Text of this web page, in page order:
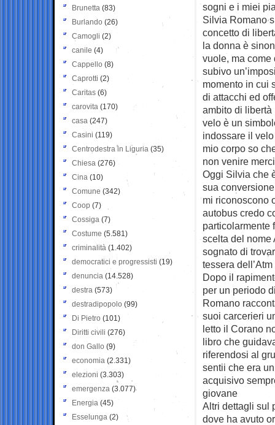
sogni e i miei
Silvia Romano
concetto di
la donna è
vuole, ma come
subivo
momento in cui
di attacchi ed
ambito di
velo è un
indossare il
mio corpo so
non venire
Oggi Silvia che
sua
mi riconoscono
autobus credo
particolarmente
scelta del nome
sognato di
tessera
Dopo il
per un periodo
Romano
suoi carcerieri
letto il Corano
libro che
riferendosi al
sentii che era
acquisivo
giovane
Altri dettagli sul
dove ha avuto
Brunetta (83)
Burlando (26)
Camogli (2)
canile (4)
Cappello (8)
Caprotti (2)
Caritas (6)
carovita (170)
casa (247)
Casini (119)
Centrodestra in Liguria (35)
Chiesa (276)
Cina (10)
Comune (342)
Coop (7)
Cossiga (7)
Costume (5.581)
criminalità (1.402)
democratici e progressisti (19)
denuncia (14.528)
destra (573)
destradipopolo (99)
Di Pietro (101)
Diritti civili (276)
don Gallo (9)
economia (2.331)
elezioni (3.303)
emergenza (3.077)
Energia (45)
Esselunga (2)